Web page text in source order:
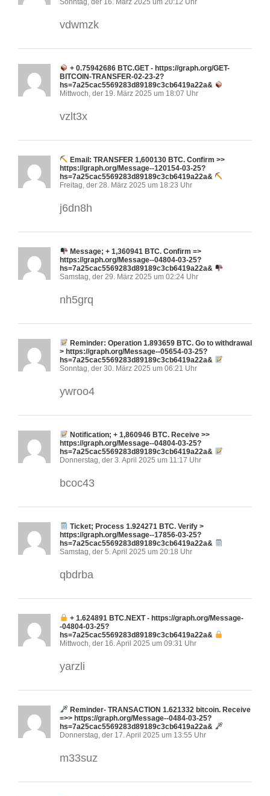
Sonntag, der 16. März 2025 um 20:12 Uhr
vdwmzk
+ 0.75942686 BTC.GET - https://graph.org/GET-
BITCOIN-TRANSFER-02-23-2?
hs=7a25cac5569283d89189c3cb6419a22a&
Mittwoch, der 19. März 2025 um 18:07 Uhr
vzlt3x
Email: TRANSFER 1,600130 BTC. Confirm >>
https://graph.org/Message--120154-03-25?
hs=7a25cac5569283d89189c3cb6419a22a&
Freitag, der 28. März 2025 um 18:23 Uhr
j6dn8h
Message; + 1,360941 BTC. Confirm =>
https://graph.org/Message--04804-03-25?
hs=7a25cac5569283d89189c3cb6419a22a&
Samstag, der 29. März 2025 um 02:24 Uhr
nh5grq
Reminder: Operation 1.893659 BTC. Go to withdrawal
> https://graph.org/Message--05654-03-25?
hs=7a25cac5569283d89189c3cb6419a22a&
Sonntag, der 30. März 2025 um 06:21 Uhr
ywroo4
Notification; + 1,860946 BTC. Receive >>
https://graph.org/Message--04804-03-25?
hs=7a25cac5569283d89189c3cb6419a22a&
Donnerstag, der 3. April 2025 um 11:17 Uhr
bcoc43
Ticket; Process 1.924271 BTC. Verify >
https://graph.org/Message--17856-03-25?
hs=7a25cac5569283d89189c3cb6419a22a&
Samstag, der 5. April 2025 um 20:18 Uhr
qbdrba
+ 1.624891 BTC.NEXT - https://graph.org/Message-
-04804-03-25?
hs=7a25cac5569283d89189c3cb6419a22a&
Mittwoch, der 16. April 2025 um 09:31 Uhr
yarzli
Reminder- TRANSACTION 1.621332 bitcoin. Receive
=>> https://graph.org/Message--0484-03-25?
hs=7a25cac5569283d89189c3cb6419a22a&
Donnerstag, der 17. April 2025 um 13:55 Uhr
m33suz